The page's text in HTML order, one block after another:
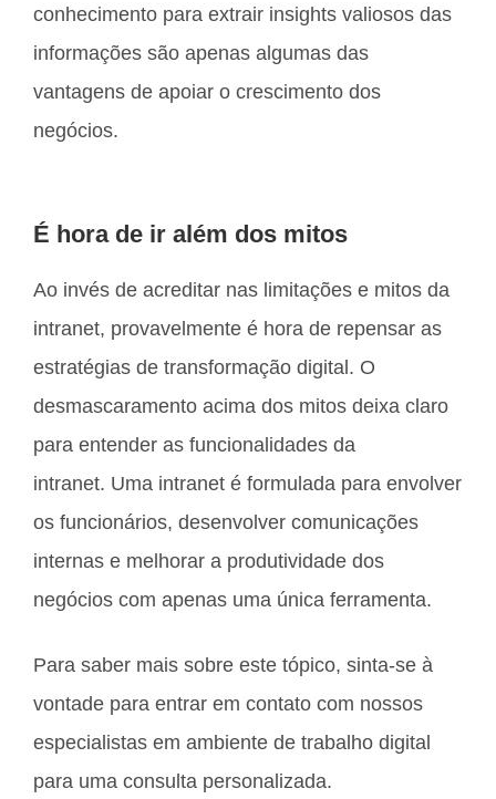
conhecimento para extrair insights valiosos das
informações são apenas algumas das
vantagens de apoiar o crescimento dos
negócios.
É hora de ir além dos mitos
Ao invés de acreditar nas limitações e mitos da
intranet, provavelmente é hora de repensar as
estratégias de transformação digital. O
desmascaramento acima dos mitos deixa claro
para entender as funcionalidades da
intranet. Uma intranet é formulada para envolver
os funcionários, desenvolver comunicações
internas e melhorar a produtividade dos
negócios com apenas uma única ferramenta.
Para saber mais sobre este tópico, sinta-se à
vontade para entrar em contato com nossos
especialistas em ambiente de trabalho digital
para uma consulta personalizada.